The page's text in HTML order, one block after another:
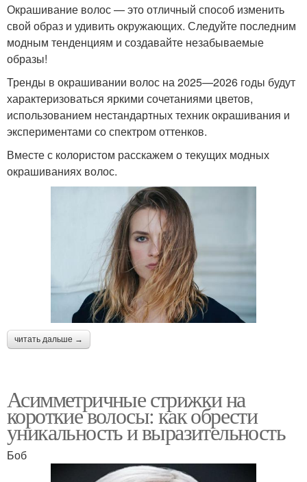
Окрашивание волос — это отличный способ изменить
свой образ и удивить окружающих. Следуйте последним
модным тенденциям и создавайте незабываемые
образы!
Тренды в окрашивании волос на 2025—2026 годы будут
характеризоваться яркими сочетаниями цветов,
использованием нестандартных техник окрашивания и
экспериментами со спектром оттенков.
Вместе с колористом расскажем о текущих модных
окрашиваниях волос.
читать дальше →
Асимметричные стрижки на
короткие волосы: как обрести
уникальность и выразительность
Боб